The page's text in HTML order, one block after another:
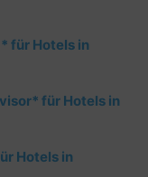
für Hotels in
für Hotels in
Hotels in